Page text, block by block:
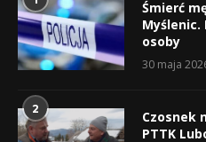
Śmierć
Myślenic.
osoby
30 maja
2
Czosnek
PTTK